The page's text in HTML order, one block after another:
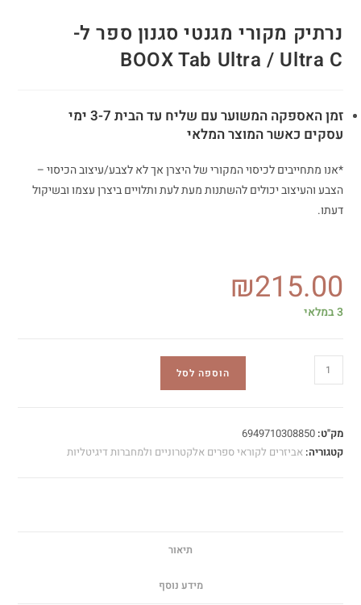
נרתיק מקורי מגנטי סגנון ספר ל-
BOOX Tab Ultra / Ultra C
זמן האספקה המשוער עם שליח עד הבית 3-7 ימי
עסקים כאשר המוצר המלאי
*אנו מתחייבים לכיסוי המקורי של היצרן אך לא לצבע/עיצוב הכיסוי–
הצבע והעיצוב יכולים להשתנות מעת לעת ותלויים ביצרן עצמו ובשיקול
דעתו.
₪215.00
3 במלאי
הוספה לסל
מק"ט:6949710308850
קטגוריה:אביזרים לקוראי ספרים אלקטרוניים ולמחברות דיגיטליות
תיאור
מידע נוסף